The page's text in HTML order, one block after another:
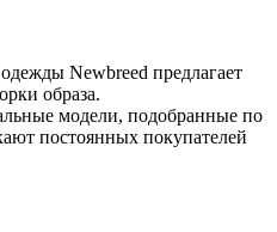
Newbreed предлагает
образа.
модели, подобранные по
постоянных покупателей